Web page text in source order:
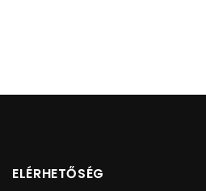
ELÉRHETŐSÉG